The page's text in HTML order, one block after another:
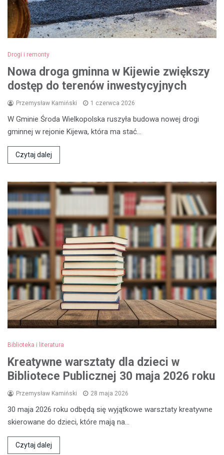
Drogi i remonty
Nowa droga gminna w Kijewie zwiększy
dostęp do terenów inwestycyjnych
Przemysław Kamiński 1 czerwca 2026
W Gminie Środa Wielkopolska ruszyła budowa nowej drogi
gminnej w rejonie Kijewa, która ma stać…
Czytaj dalej
Biblioteka i literatura
Kreatywne warsztaty dla dzieci w
Bibliotece Publicznej 30 maja 2026 roku
Przemysław Kamiński 28 maja 2026
30 maja 2026 roku odbędą się wyjątkowe warsztaty kreatywne
skierowane do dzieci, które mają na…
Czytaj dalej